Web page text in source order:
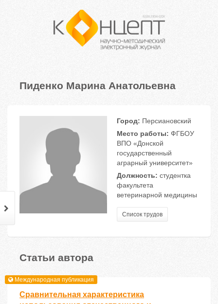
Пиденко Марина Анатольевна
Город: Персиановский
Место работы: ФГБОУ
ВПО «Донской
государственный
аграрный университет»
Должность: студентка
факультета
ветеринарной медицины
Список трудов
Статьи автора
Международная публикация
Сравнительная характеристика